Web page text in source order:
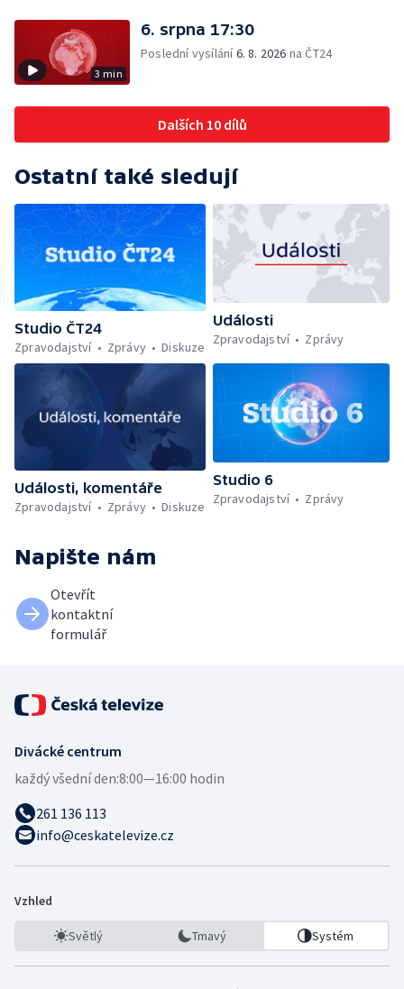
3 min
6. srpna 17:30
Poslední vysílání6. 8. 2026 na ČT24
Dalších 10 dílů
Ostatní také sledují
Studio ČT24
Zpravodajství
Zprávy Diskuze
Události
Zpravodajství
Zprávy
Události, komentáře
Zpravodajství
Zprávy Diskuze
Studio 6
Zpravodajství
Zprávy
Napište nám
Otevřít
kontaktní
formulář
Divácké centrum
každý všední den:8:00—16:00 hodin
261 136 113
info@ceskatelevize.cz
Vzhled
Světlý Tmavý Systém